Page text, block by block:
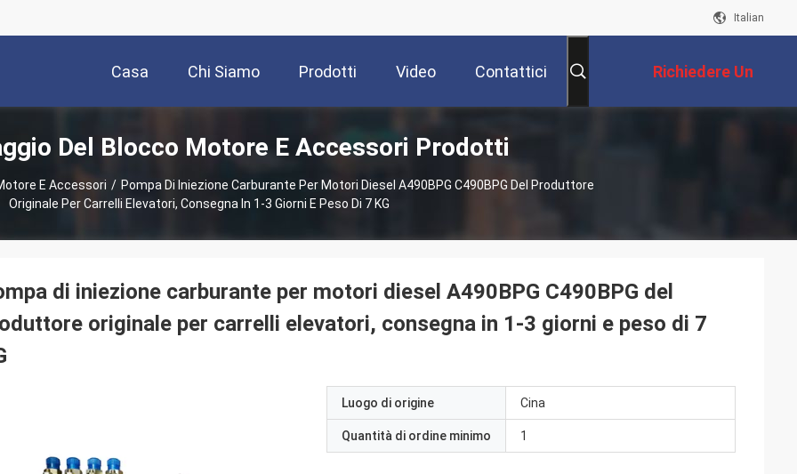
Italian
Casa Chi Siamo Prodotti Video Contattici Richiedere Un
Preventivo
Del Blocco Motore E Accessori Prodotti
E Accessori / Pompa Di Iniezione Carburante Per Motori Diesel A490BPG C490BPG Del Produttore
Originale Per Carrelli Elevatori, Consegna In 1-3 Giorni E Peso Di 7 KG
di iniezione carburante per motori diesel A490BPG C490BPG del
originale per carrelli elevatori, consegna in 1-3 giorni e peso di 7
Luogo di origine Cina
Quantità di ordine minimo 1